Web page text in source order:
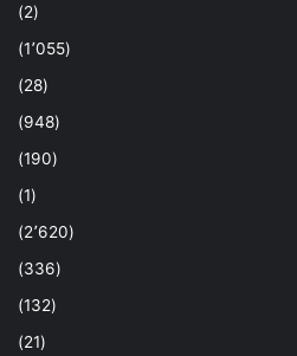
(2)
(1٬055)
(28)
(948)
(190)
(1)
(2٬620)
(336)
(132)
(21)